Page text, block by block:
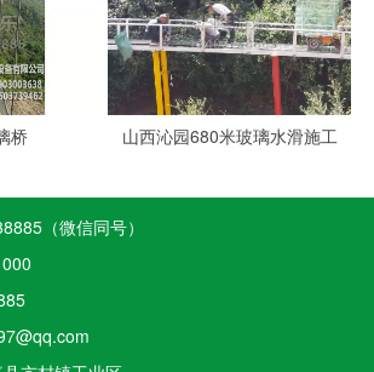
桥 山西沁园680米玻璃水滑施工
（微信同号）